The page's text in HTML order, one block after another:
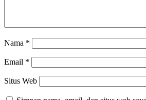
Nama *
Email *
Situs Web